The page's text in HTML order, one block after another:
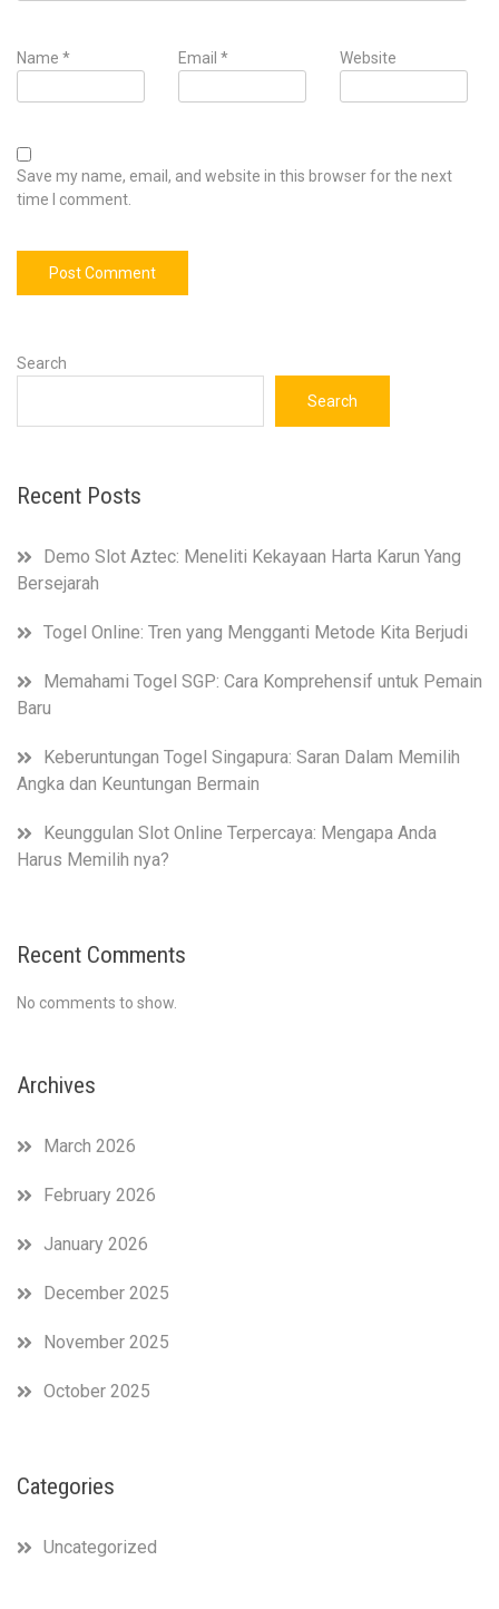
Name * Email* Website
Save my name, email, and website in this browser for the next
time I comment.
Search
Search
Recent Posts
Demo Slot Aztec: Meneliti Kekayaan Harta Karun Yang
Bersejarah
Togel Online: Tren yang Mengganti Metode Kita Berjudi
Memahami Togel SGP: Cara Komprehensif untuk Pemain
Baru
Keberuntungan Togel Singapura: Saran Dalam Memilih
Angka dan Keuntungan Bermain
Keunggulan Slot Online Terpercaya: Mengapa Anda
Harus Memilih nya?
Recent Comments
No comments to show.
Archives
March 2026
February 2026
January 2026
December 2025
November 2025
October 2025
Categories
Uncategorized